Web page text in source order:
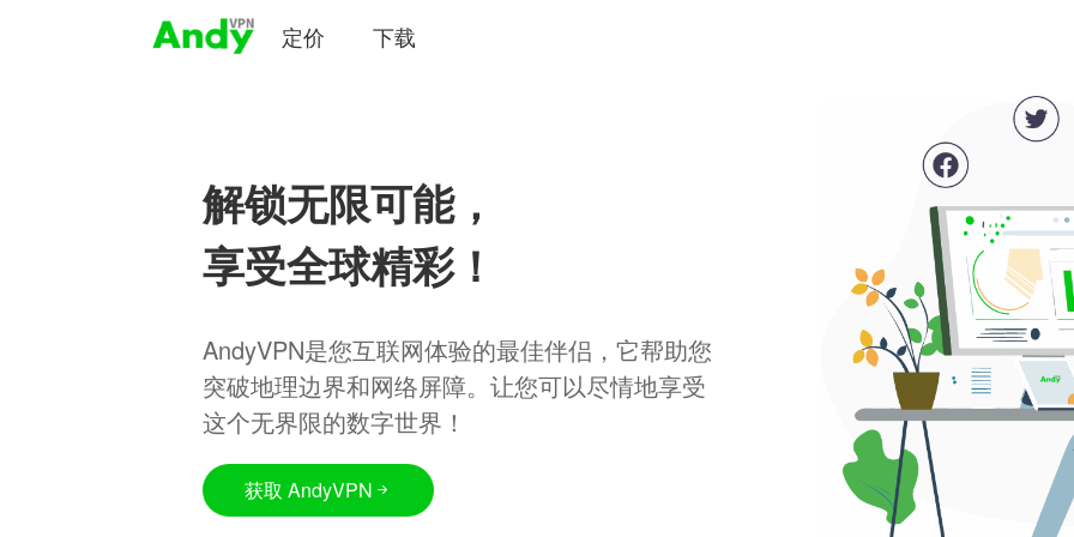
定价 下载
解锁无限可能，
享受全球精彩！
AndyVPN是您互联网体验的最佳伴侣，它帮助您
突破地理边界和网络屏障。让您可以尽情地享受
这个无界限的数字世界！
获取 AndyVPN